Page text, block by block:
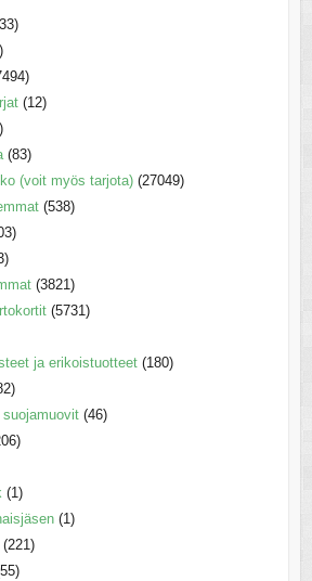
(12)
(83)
(voit myös tarjota) (27049)
(538)
(3821)
(5731)
ja erikoistuotteet (180)
(46)
(1)
(1)
(221)